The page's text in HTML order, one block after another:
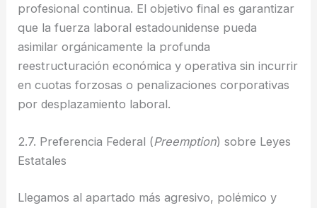
profesional continua. El objetivo final es garantizar
que la fuerza laboral estadounidense pueda
asimilar orgánicamente la profunda
reestructuración económica y operativa sin incurrir
en cuotas forzosas o penalizaciones corporativas
por desplazamiento laboral.
2.7. Preferencia Federal (Preemption) sobre Leyes
Estatales
Llegamos al apartado más agresivo, polémico y